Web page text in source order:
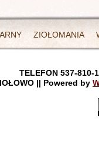
ZIOŁOMANIA
TELEFON 537-810-
|| Powered by